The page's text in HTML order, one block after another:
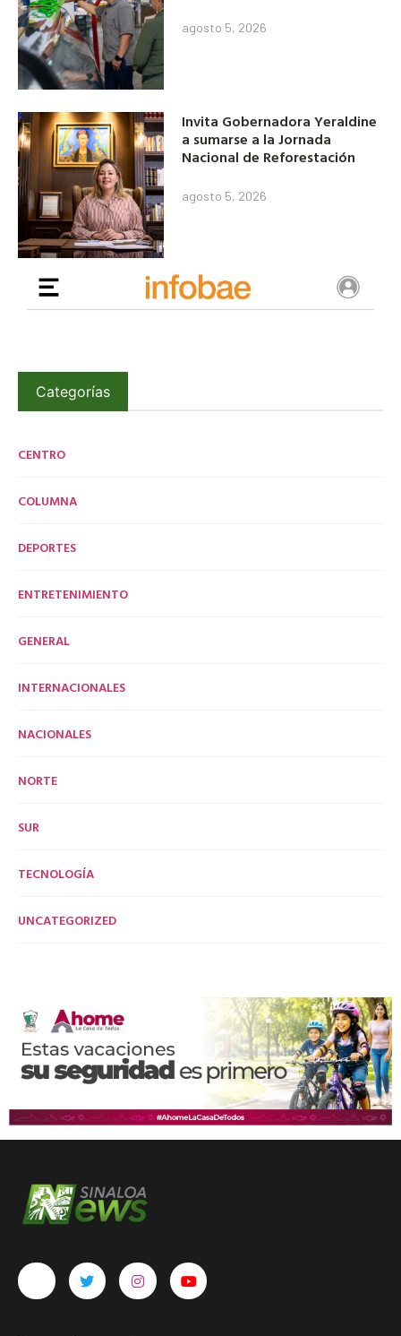
agosto 5, 2026
Invita Gobernadora Yeraldine
a sumarse a la Jornada
Nacional de Reforestación
agosto 5, 2026
Categorías
CENTRO
COLUMNA
DEPORTES
ENTRETENIMIENTO
GENERAL
INTERNACIONALES
NACIONALES
NORTE
SUR
TECNOLOGÍA
UNCATEGORIZED